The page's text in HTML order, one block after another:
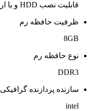
قابلیت نصب HDD و یا ارتقا حافطه SSD
ظرفیت حافظه رم
8GB
نوع حافظه رم
DDR3
سازنده پردازنده گرافیکی
intel